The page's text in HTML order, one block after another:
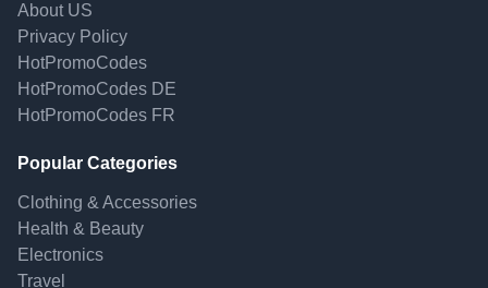
About US
Privacy Policy
HotPromoCodes
HotPromoCodes DE
HotPromoCodes FR
Popular Categories
Clothing & Accessories
Health & Beauty
Electronics
Travel